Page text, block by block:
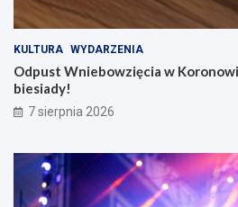
KULTURA WYDARZENIA
Odpust Wniebowzięcia w
biesiady!
7 sierpnia 2026